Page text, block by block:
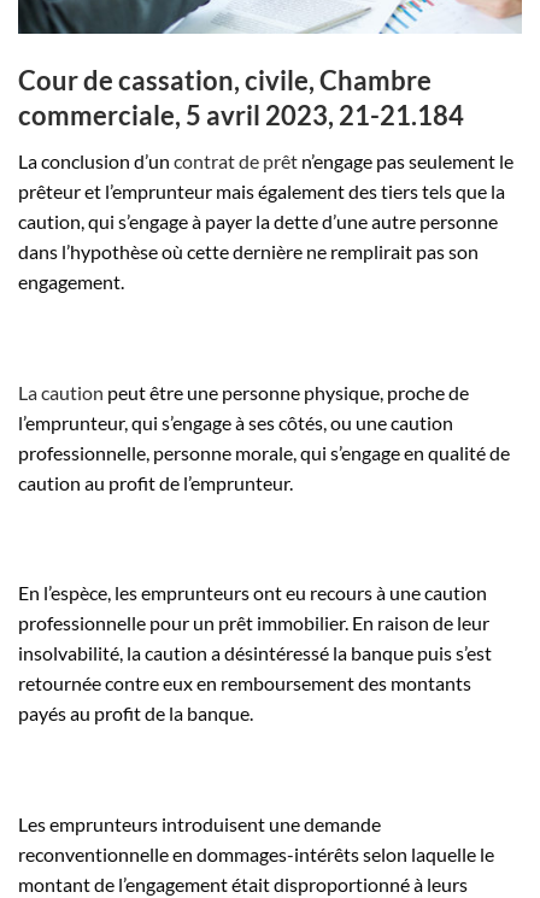
Cour de cassation, civile, Chambre
commerciale, 5 avril 2023, 21-21.184
La conclusion d’un contrat de prêt n’engage pas seulement le
prêteur et l’emprunteur mais également des tiers tels que la
caution, qui s’engage à payer la dette d’une autre personne
dans l’hypothèse où cette dernière ne remplirait pas son
engagement.
La caution peut être une personne physique, proche de
l’emprunteur, qui s’engage à ses côtés, ou une caution
professionnelle, personne morale, qui s’engage en qualité de
caution au profit de l’emprunteur.
En l’espèce, les emprunteurs ont eu recours à une caution
professionnelle pour un prêt immobilier. En raison de leur
insolvabilité, la caution a désintéressé la banque puis s’est
retournée contre eux en remboursement des montants
payés au profit de la banque.
Les emprunteurs introduisent une demande
reconventionnelle en dommages-intérêts selon laquelle le
montant de l’engagement était disproportionné à leurs